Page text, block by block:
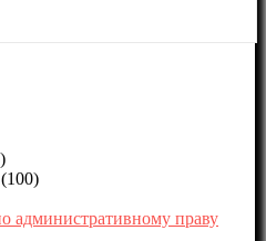
(100)
административному праву